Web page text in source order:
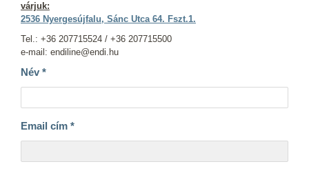
várjuk:
2536 Nyergesújfalu, Sánc Utca 64. Fszt.1.
Tel.: +36 207715524 / +36 207715500
e-mail: endiline@endi.hu
Név *
Email cím *